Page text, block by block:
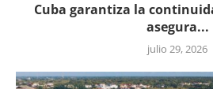
Cuba garantiza la
asegura...
julio 29, 2026